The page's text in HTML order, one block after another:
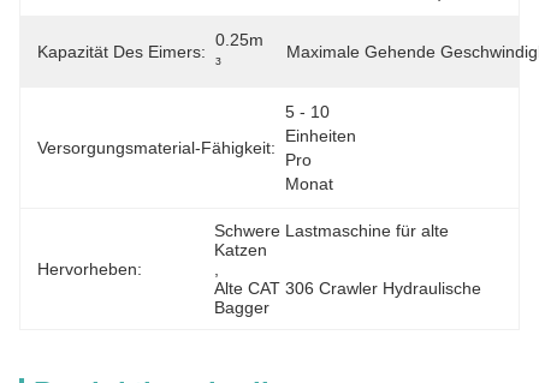
Kapazität Des Eimers:
0.25m
³
Maximale Gehende
Versorgungsmaterial-Fähigkeit:
5 - 10
Einheiten
Pro
Monat
Hervorheben:
Schwere Lastmaschine für alte
Katzen
Alte CAT 306 Crawler Hydraulische
Bagger